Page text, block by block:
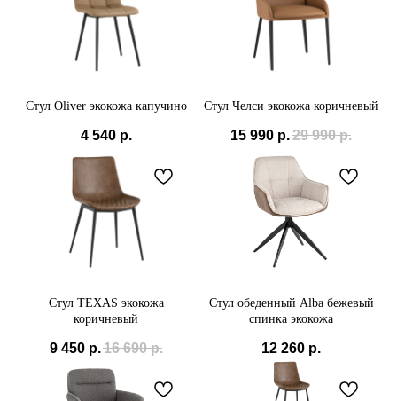
Стул Oliver экокожа капучино
4 540 р.
Стул Челси экокожа коричневый
15 990 р.29 990 р.
Стул TEXAS экокожа
коричневый
9 450 р.16 690 р.
Стул обеденный Alba бежевый
спинка экокожа
12 260 р.